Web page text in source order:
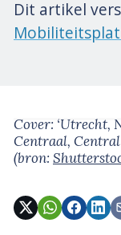
Dit artikel
Cover: ‘Utrecht,
Centraal,
(bron: